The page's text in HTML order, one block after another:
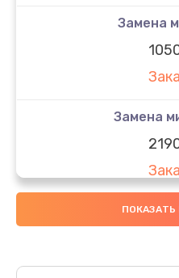
Замена
Замена
Замена
ПОКАЗАТЬ